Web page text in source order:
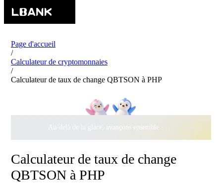
Page d'accueil
/
Calculateur de cryptomonnaies
/
Calculateur de taux de change QBTSON à PHP
Au-delà de la glace, avançons ensemble ·
500 000 $
Calculateur de taux de change
QBTSON à PHP